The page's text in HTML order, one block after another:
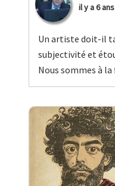
il y a 6 ans
Un artiste doit-il
subjectivité et
Nous sommes à la